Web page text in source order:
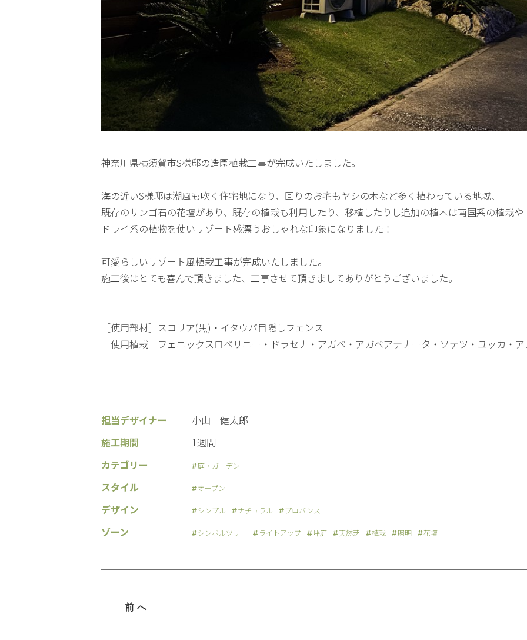
神奈川県横須賀市S様邸の造園植栽工事が完成いたしました。
海の近いS様邸は潮風も吹く住宅地になり、回りのお宅もヤシの木など多く植わっている地域、
既存のサンゴ石の花壇があり、既存の植栽も利用したり、移植したりし追加の植木は南国系の植栽や
ドライ系の植物を使いリゾート感漂うおしゃれな印象になりました！
可愛らしいリゾート風植栽工事が完成いたしました。
施工後はとても喜んで頂きました、工事させて頂きましてありがとうございました。
［使用部材］スコリア(黒)・イタウバ目隠しフェンス
［使用植栽］フェニックスロべリニー・ドラセナ・アガベ・アガベアテナータ・ソテツ・ユッカ・
担当デザイナー
小山 健太郎
施工期間
1週間
カテゴリー
庭・ガーデン
スタイル オープン
デザイン シンプル ナチュラル プロバンス
ゾーン シンボルツリー ライトアップ 坪庭 天然芝 植栽 照明 花壇
前へ